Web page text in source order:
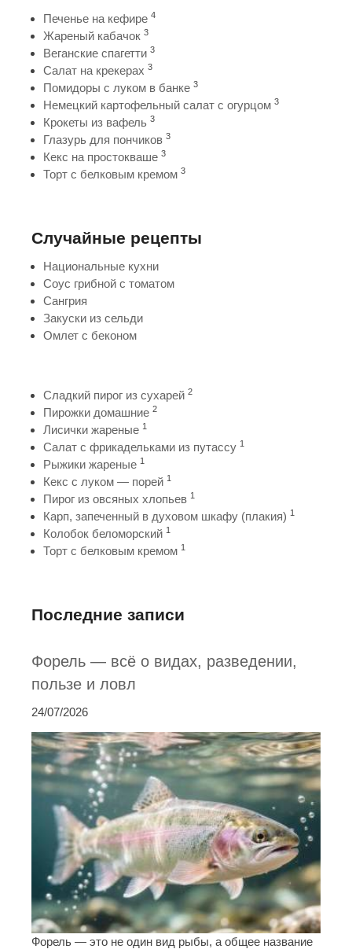
Печенье на кефире 4
Жареный кабачок 3
Веганские спагетти 3
Салат на крекерах 3
Помидоры с луком в банке 3
Немецкий картофельный салат с огурцом 3
Крокеты из вафель 3
Глазурь для пончиков 3
Кекс на простокваше 3
Торт с белковым кремом 3
Случайные рецепты
Национальные кухни
Соус грибной с томатом
Сангрия
Закуски из сельди
Омлет с беконом
Сладкий пирог из сухарей 2
Пирожки домашние 2
Лисички жареные 1
Салат с фрикадельками из путассу 1
Рыжики жареные 1
Кекс с луком — порей 1
Пирог из овсяных хлопьев 1
Карп, запеченный в духовом шкафу (плакия) 1
Колобок беломорский 1
Торт с белковым кремом 1
Последние записи
Форель — всё о видах, разведении,
пользе и ловл
24/07/2026
Форель — это не один вид рыбы, а общее название